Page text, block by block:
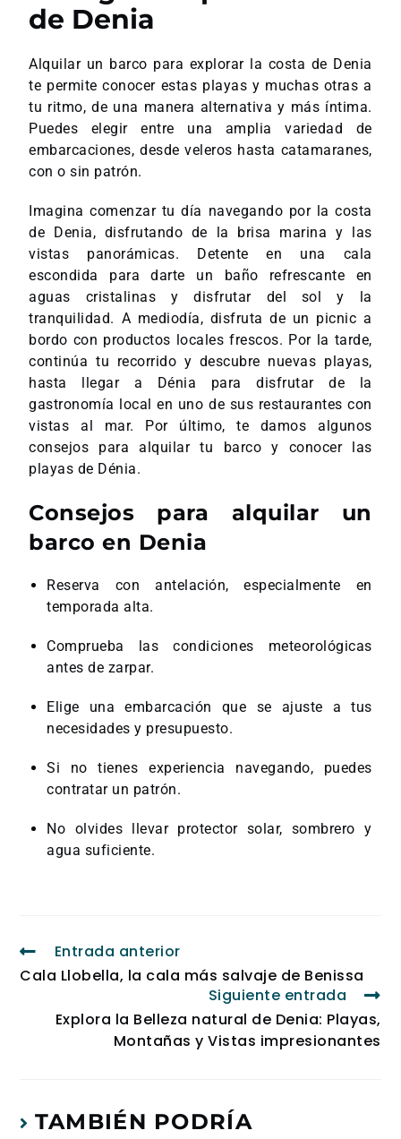
de Denia
Alquilar un barco para explorar la costa de Denia
te permite conocer estas playas y muchas otras a
tu ritmo, de una manera alternativa y más íntima.
Puedes elegir entre una amplia variedad de
embarcaciones, desde veleros hasta catamaranes,
con o sin patrón.
Imagina comenzar tu día navegando por la costa
de Denia, disfrutando de la brisa marina y las
vistas panorámicas. Detente en una cala
escondida para darte un baño refrescante en
aguas cristalinas y disfrutar del sol y la
tranquilidad. A mediodía, disfruta de un picnic a
bordo con productos locales frescos. Por la tarde,
continúa tu recorrido y descubre nuevas playas,
hasta llegar a Dénia para disfrutar de la
gastronomía local en uno de sus restaurantes con
vistas al mar. Por último, te damos algunos
consejos para alquilar tu barco y conocer las
playas de Dénia.
Consejos para alquilar un
barco en Denia
Reserva con antelación, especialmente en
temporada alta.
Comprueba las condiciones meteorológicas
antes de zarpar.
Elige una embarcación que se ajuste a tus
necesidades y presupuesto.
Si no tienes experiencia navegando, puedes
contratar un patrón.
No olvides llevar protector solar, sombrero y
agua suficiente.
Entrada anterior
Cala Llobella, la cala más salvaje de Benissa
Siguiente entrada
Explora la Belleza natural de Denia: Playas,
Montañas y Vistas impresionantes
TAMBIÉN PODRÍA